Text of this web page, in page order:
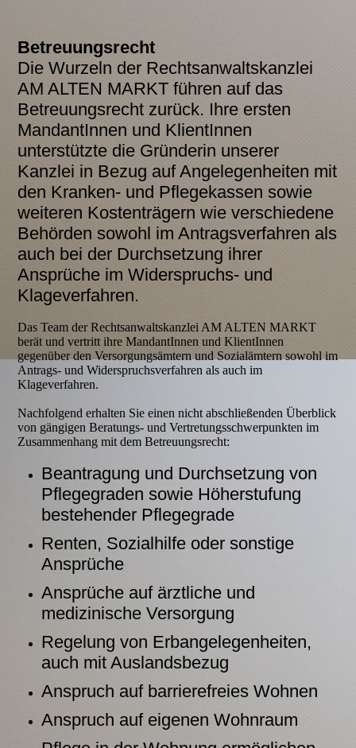
Betreuungsrecht
Die Wurzeln der Rechtsanwaltskanzlei
AM ALTEN MARKT führen auf das
Betreuungsrecht zurück. Ihre ersten
MandantInnen und KlientInnen
unterstützte die Gründerin unserer
Kanzlei in Bezug auf Angelegenheiten mit
den Kranken- und Pflegekassen sowie
weiteren Kostenträgern wie verschiedene
Behörden sowohl im Antragsverfahren als
auch bei der Durchsetzung ihrer
Ansprüche im Widerspruchs- und
Klageverfahren.
Das Team der Rechtsanwaltskanzlei AM ALTEN MARKT
berät und vertritt ihre MandantInnen und KlientInnen
gegenüber den Versorgungsämtern und Sozialämtern sowohl im
Antrags- und Widerspruchsverfahren als auch im
Klageverfahren.
Nachfolgend erhalten Sie einen nicht abschließenden Überblick
von gängigen Beratungs- und Vertretungsschwerpunkten im
Zusammenhang mit dem Betreuungsrecht:
Beantragung und Durchsetzung von
Pflegegraden sowie Höherstufung
bestehender Pflegegrade
Renten, Sozialhilfe oder sonstige
Ansprüche
Ansprüche auf ärztliche und
medizinische Versorgung
Regelung von Erbangelegenheiten,
auch mit Auslandsbezug
Anspruch auf barrierefreies Wohnen
Anspruch auf eigenen Wohnraum